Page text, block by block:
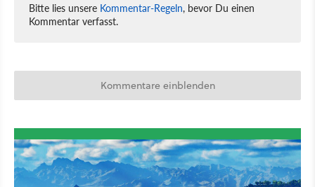
Bitte lies unsere Kommentar-Regeln, bevor Du einen
Kommentar verfasst.
Kommentare einblenden